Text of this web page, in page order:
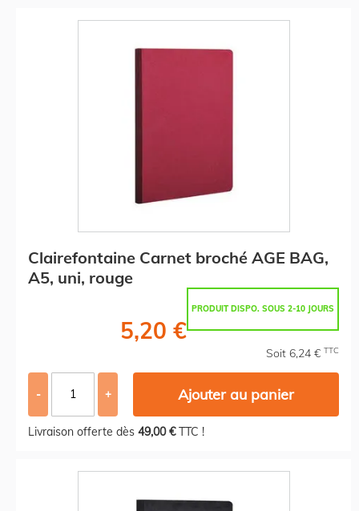
Clairefontaine Carnet broché AGE BAG,
A5, uni, rouge
PRODUIT DISPO. SOUS 2-10 JOURS
5,20 €
Soit 6,24 € TTC
- + Ajouter au panier
Livraison offerte dès 49,00 €TTC !